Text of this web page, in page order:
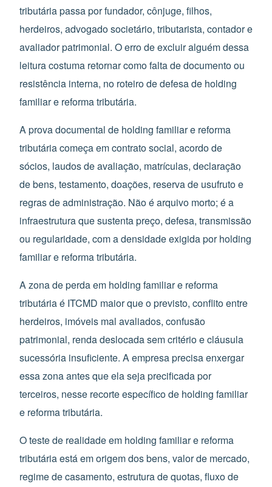
tributária passa por fundador, cônjuge, filhos,
herdeiros, advogado societário, tributarista, contador e
avaliador patrimonial. O erro de excluir alguém dessa
leitura costuma retornar como falta de documento ou
resistência interna, no roteiro de defesa de holding
familiar e reforma tributária.
A prova documental de holding familiar e reforma
tributária começa em contrato social, acordo de
sócios, laudos de avaliação, matrículas, declaração
de bens, testamento, doações, reserva de usufruto e
regras de administração. Não é arquivo morto; é a
infraestrutura que sustenta preço, defesa, transmissão
ou regularidade, com a densidade exigida por holding
familiar e reforma tributária.
A zona de perda em holding familiar e reforma
tributária é ITCMD maior que o previsto, conflito entre
herdeiros, imóveis mal avaliados, confusão
patrimonial, renda deslocada sem critério e cláusula
sucessória insuficiente. A empresa precisa enxergar
essa zona antes que ela seja precificada por
terceiros, nesse recorte específico de holding familiar
e reforma tributária.
O teste de realidade em holding familiar e reforma
tributária está em origem dos bens, valor de mercado,
regime de casamento, estrutura de quotas, fluxo de